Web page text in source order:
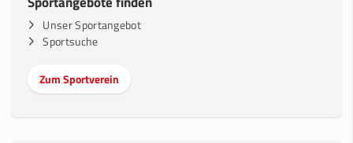
Unser Sportangebot
Sportsuche
Zum Sportverein